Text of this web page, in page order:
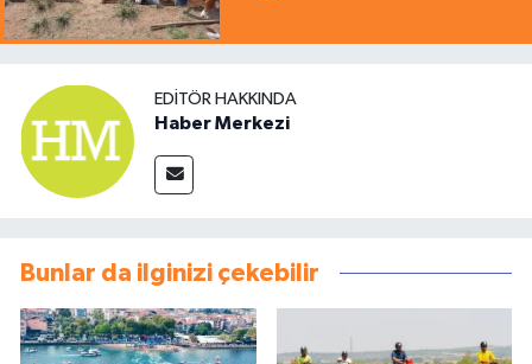
EDITÖR HAKKINDA
Haber Merkezi
Bunlar da ilginizi çekebilir